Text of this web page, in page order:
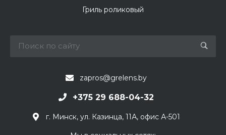
Гриль роликовый
zapros@grelens.by
+375 29 688-04-32
г. Минск, ул. Казинца, 11А, офис А-501